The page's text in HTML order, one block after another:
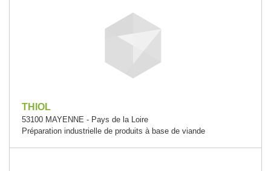
THIOL
53100 MAYENNE - Pays de la Loire
Préparation industrielle de produits à base de viande